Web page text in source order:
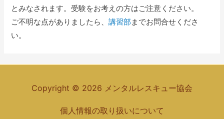
とみなされます。受験をお考えの方はご注意ください。
ご不明な点がありましたら、講習部 までお問合せくださ
い。
Copyright © 2026 メンタルレスキュー協会
個人情報の取り扱いについて